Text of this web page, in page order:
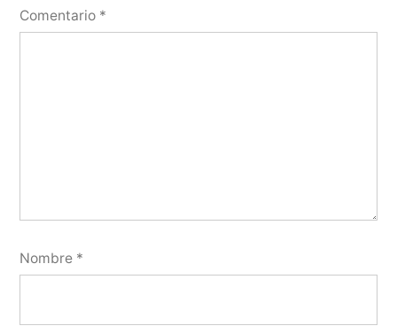
Comentario *
Nombre *